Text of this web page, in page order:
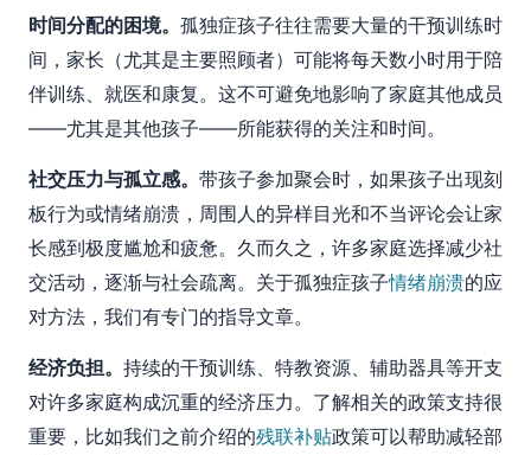
时间分配的困境。 孤独症孩子往往需要大量的干预训练时
间，家长（尤其是主要照顾者）可能将每天数小时用于陪
伴训练、就医和康复。这不可避免地影响了家庭其他成员
——尤其是其他孩子——所能获得的关注和时间。
社交压力与孤立感。 带孩子参加聚会时，如果孩子出现刻
板行为或情绪崩溃，周围人的异样目光和不当评论会让家
长感到极度尴尬和疲惫。久而久之，许多家庭选择减少社
交活动，逐渐与社会疏离。关于孤独症孩子情绪崩溃的应
对方法，我们有专门的指导文章。
经济负担。 持续的干预训练、特教资源、辅助器具等开支
对许多家庭构成沉重的经济压力。了解相关的政策支持很
重要，比如我们之前介绍的残联补贴政策可以帮助减轻部